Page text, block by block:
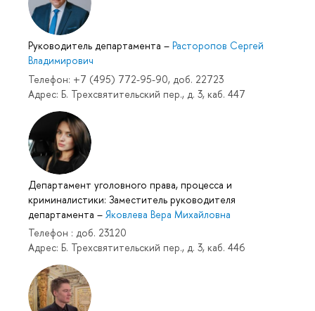
Руководитель департамента – Расторопов Сергей
Владимирович
Телефон: +7 (495) 772-95-90, доб. 22723
Адрес: Б. Трехсвятительский пер., д. 3, каб. 447
Департамент уголовного права, процесса и
криминалистики: Заместитель руководителя
департамента – Яковлева Вера Михайловна
Телефон : доб. 23120
Адрес: Б. Трехсвятительский пер., д. 3, каб. 446